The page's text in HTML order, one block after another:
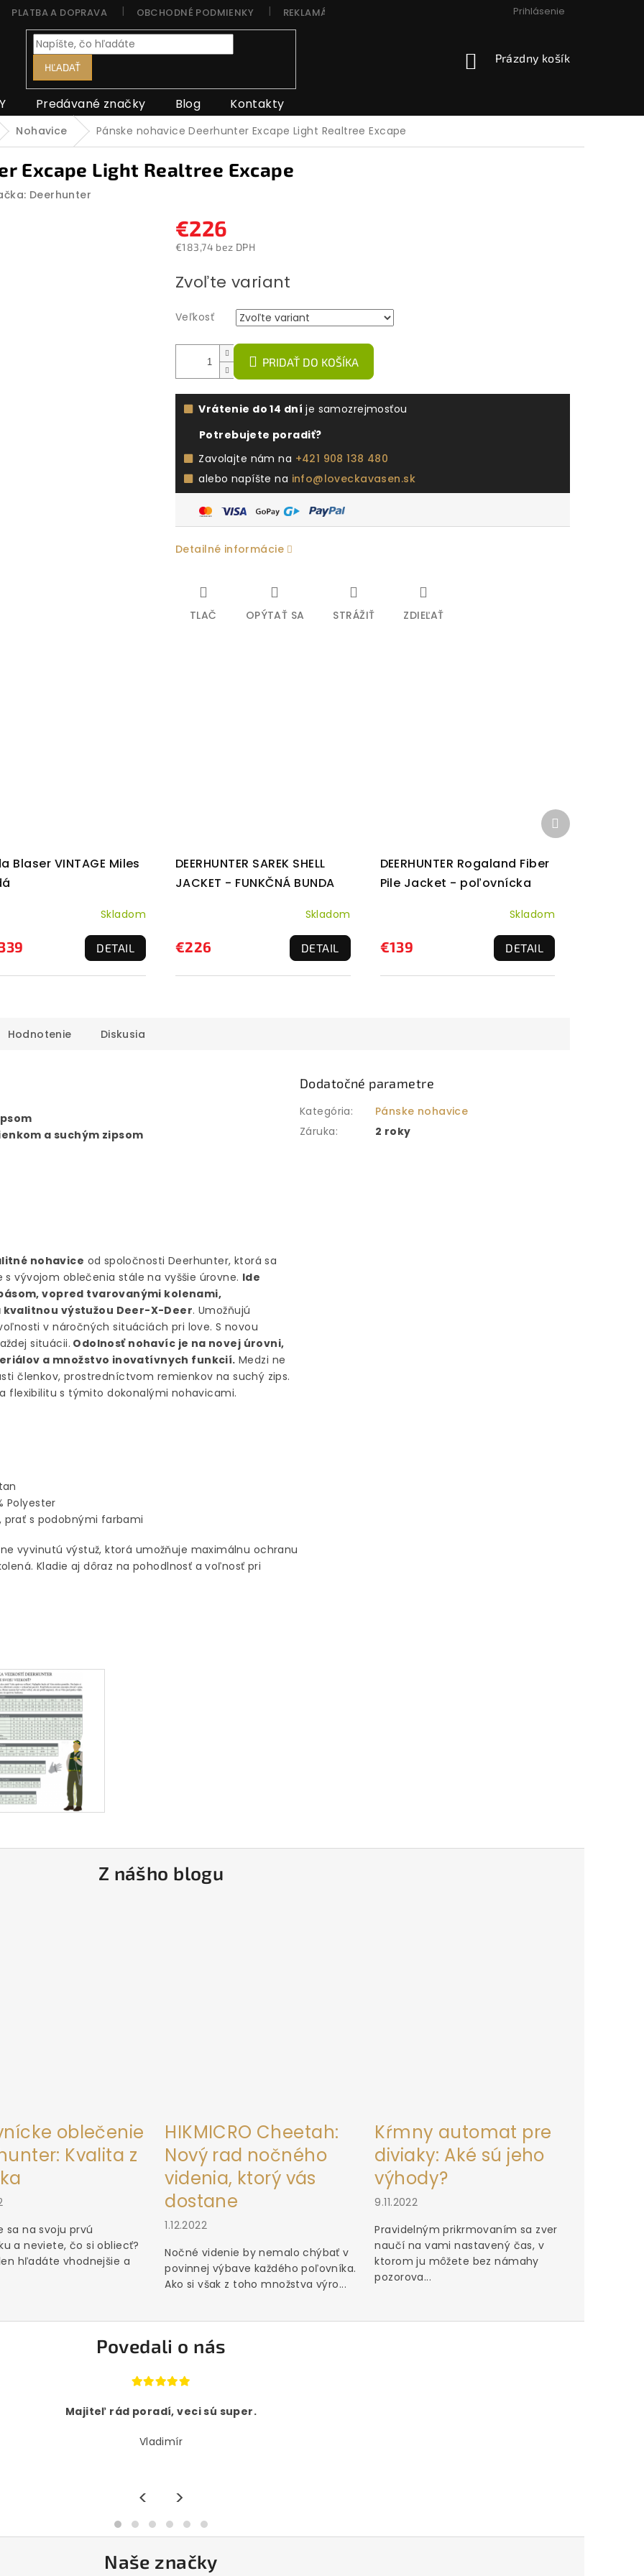
PLATBA A DOPRAVA OBCHODNÉ PODMIENKY REKLAMÁCIA, VÝMENA, VRÁTENIE PODMIENKY OCHRANY
Prihlásenie
HĽADAŤ
NÁKUPNÝ
Prázdny košík
Predávané značky Blog Kontakty
Nohavice Pánske nohavice Deerhunter Excape Light Realtree Excape
Excape Light Realtree Excape
Deerhunter
€226
€183,74 bez DPH
cena:
Zvoľte variant
Veľkosť
PRIDAŤ DO KOŠÍKA
Vrátenie do 14 dní je samozrejmosťou
Potrebujete poradiť?
Zavolajte nám na +421 908 138 480
alebo napíšte na info@loveckavasen.sk
Detailné informácie
TLAČ OPÝTAŤ SA STRÁŽIŤ ZDIEĽAŤ
Blaser VINTAGE Miles
Skladom
DETAIL
DEERHUNTER SAREK SHELL
JACKET - FUNKČNÁ BUNDA
Skladom
€226 DETAIL
DEERHUNTER Rogaland Fiber
Pile Jacket - poľovnícka
Skladom
€139 DETAIL
Ďalší
produkt
Hodnotenie Diskusia
a suchým zipsom
nohavice od spoločnosti Deerhunter, ktorá sa
vývojom oblečenia stále na vyššie úrovne. Ide
vopred tvarovanými kolenami,
výstužou Deer-X-Deer. Umožňujú
v náročných situáciách pri love. S novou
situácii. Odolnosť nohavíc je na novej úrovni,
a množstvo inovatívnych funkcií. Medzi ne
členkov, prostredníctvom remienkov na suchý zips.
flexibilitu s týmito dokonalými nohavicami.
Polyester
prať s podobnými farbami
vyvinutú výstuž, ktorá umožňuje maximálnu ochranu
Kladie aj dôraz na pohodlnosť a voľnosť pri
Dodatočné parametre
Kategória:
Pánske nohavice
Záruka: 2 roky
Z nášho blogu
oblečenie
Kvalita z
sa na svoju prvú
a neviete, čo si obliecť?
hľadáte vhodnejšie a
HIKMICRO Cheetah:
Nový rad nočného
videnia, ktorý vás
dostane
1.12.2022
Nočné videnie by nemalo chýbať v
povinnej výbave každého poľovníka.
Ako si však z toho množstva výro...
Kŕmny automat pre
diviaky: Aké sú jeho
výhody?
9.11.2022
Pravidelným prikrmovaním sa zver
naučí na vami nastavený čas, v
ktorom ju môžete bez námahy
pozorova...
Povedali o nás
Majiteľ rád poradí, veci sú super.
Vladimír
< >
Naše značky